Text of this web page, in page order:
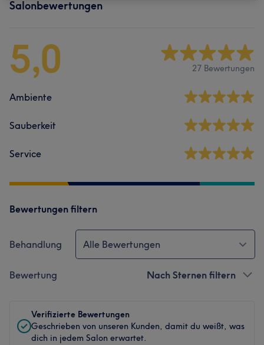
Salonbewertungen
5,0 27 Bewertungen
Ambiente
Sauberkeit
Service
Bewertungen filtern
Behandlung Alle Bewertungen
Bewertung Nach Sternen filtern
Verifizierte Bewertungen
Geschrieben von unseren Kunden, damit du weißt, was
dich in jedem Salon erwartet.